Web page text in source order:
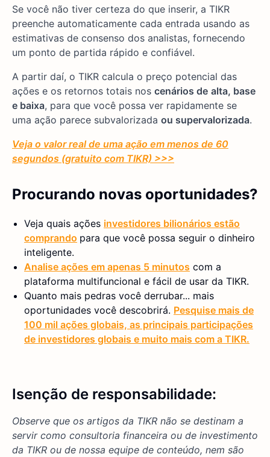
Se você não tiver certeza do que inserir, a TIKR
preenche automaticamente cada entrada usando as
estimativas de consenso dos analistas, fornecendo
um ponto de partida rápido e confiável.
A partir daí, o TIKR calcula o preço potencial das
ações e os retornos totais nos cenários de alta, base
e baixa, para que você possa ver rapidamente se
uma ação parece subvalorizada ou supervalorizada.
Veja o valor real de uma ação em menos de 60
segundos (gratuito com TIKR) >>>
Procurando novas oportunidades?
Veja quais ações investidores bilionários estão
comprando para que você possa seguir o dinheiro
inteligente.
Analise ações em apenas 5 minutos com a
plataforma multifuncional e fácil de usar da TIKR.
Quanto mais pedras você derrubar... mais
oportunidades você descobrirá. Pesquise mais de
100 mil ações globais, as principais participações
de investidores globais e muito mais com a TIKR.
Isenção de responsabilidade:
Observe que os artigos da TIKR não se destinam a
servir como consultoria financeira ou de investimento
da TIKR ou de nossa equipe de conteúdo, nem são